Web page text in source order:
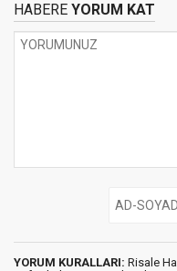
HABERE YORUM KAT
YORUM KURALLARI: Risale